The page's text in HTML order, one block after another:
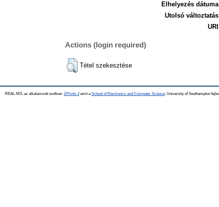
Elhelyezés
Utolsó
Actions (login required)
Tétel szekesztése
REAL-MS, az alkalamzott szoftver: EPrints 3amit a School of Electronics and Computer Science , University of Southampton